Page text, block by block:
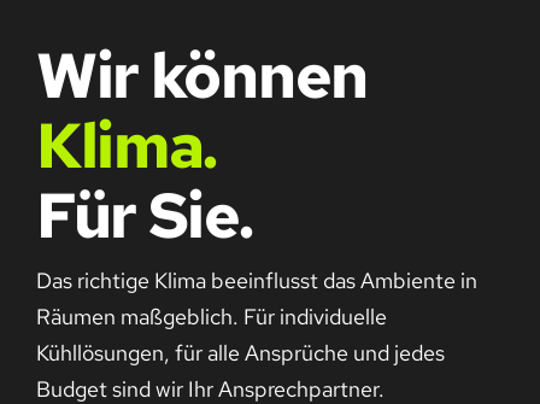
Über uns
Kontakt
Wir können
Klima.
Für Sie.
Das richtige Klima beeinflusst das Ambiente in
Räumen maßgeblich. Für individuelle
Kühllösungen, für alle Ansprüche und jedes
Budget sind wir Ihr Ansprechpartner.